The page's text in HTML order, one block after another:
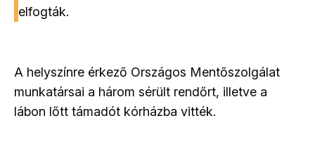
elfogták.
A helyszínre érkező Országos Mentőszolgálat
munkatársai a három sérült rendőrt, illetve a
lábon lőtt támadót kórházba vitték.